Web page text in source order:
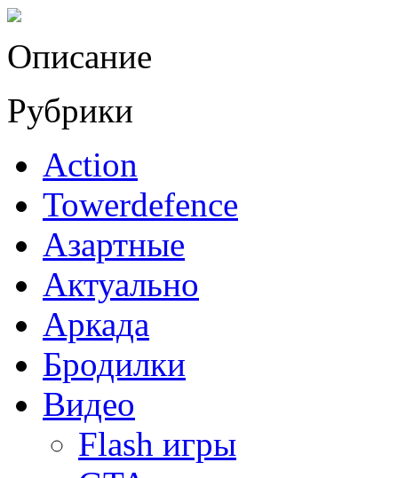
Описание
Рубрики
Action
Towerdefence
Азартные
Актуально
Аркада
Бродилки
Видео
Flash игры